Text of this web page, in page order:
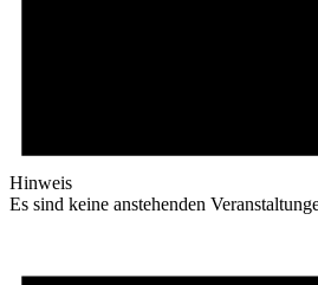
Hinweis
Es sind keine anstehenden